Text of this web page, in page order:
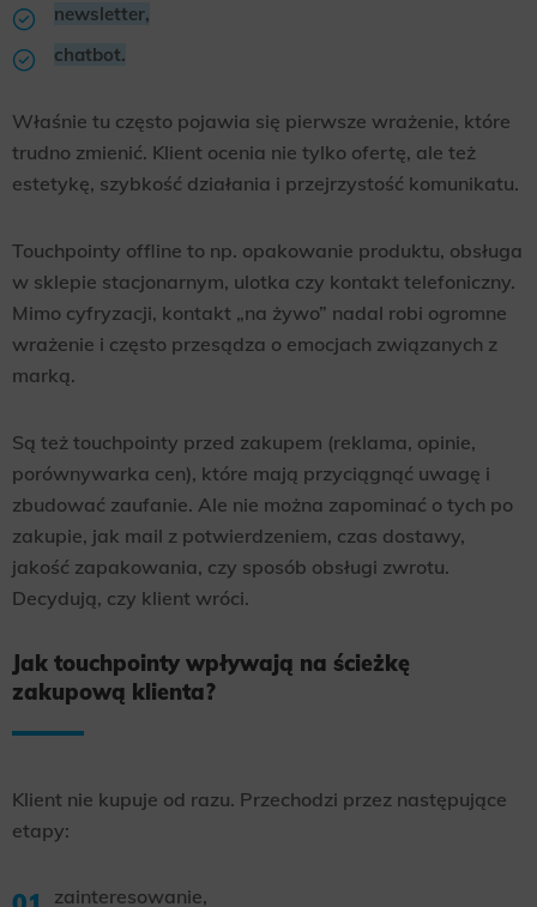
newsletter,
chatbot.
Właśnie tu często pojawia się pierwsze wrażenie, które
trudno zmienić. Klient ocenia nie tylko ofertę, ale też
estetykę, szybkość działania i przejrzystość komunikatu.
Touchpointy offline to np. opakowanie produktu, obsługa
w sklepie stacjonarnym, ulotka czy kontakt telefoniczny.
Mimo cyfryzacji, kontakt „na żywo” nadal robi ogromne
wrażenie i często przesądza o emocjach związanych z
marką.
Są też touchpointy przed zakupem (reklama, opinie,
porównywarka cen), które mają przyciągnąć uwagę i
zbudować zaufanie. Ale nie można zapominać o tych po
zakupie, jak mail z potwierdzeniem, czas dostawy,
jakość zapakowania, czy sposób obsługi zwrotu.
Decydują, czy klient wróci.
Jak touchpointy wpływają na ścieżkę
zakupową klienta?
Klient nie kupuje od razu. Przechodzi przez następujące
etapy:
zainteresowanie,